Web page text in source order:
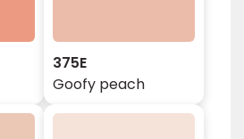
375E
Goofy peach